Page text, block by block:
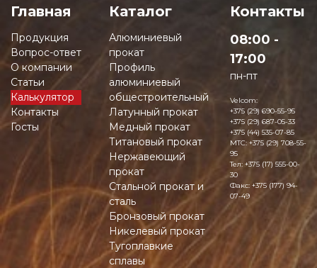
Главная
Продукция
Вопрос-ответ
О компании
Статьи
Калькулятор
Контакты
Госты
Каталог
Алюминиевый
прокат
Профиль
алюминиевый
общестроительный
Латунный прокат
Медный прокат
Титановый прокат
Нержавеющий
прокат
Стальной прокат и
сталь
Бронзовый прокат
Никелевый прокат
Тугоплавкие
сплавы
Контакты
08:00 -
17:00
пн-пт
Velcom:
+375 (29) 690-55-95
+375 (29) 687-05-33
+375 (44) 535-07-85
MTC:+375 (29) 708-55-
95
Тел: +375 (17) 555-00-
30
Факс: +375 (177) 94-
07-49